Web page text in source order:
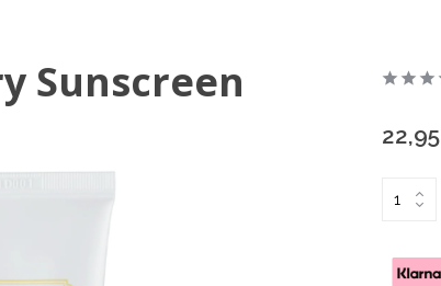
Sunscreen
22,95